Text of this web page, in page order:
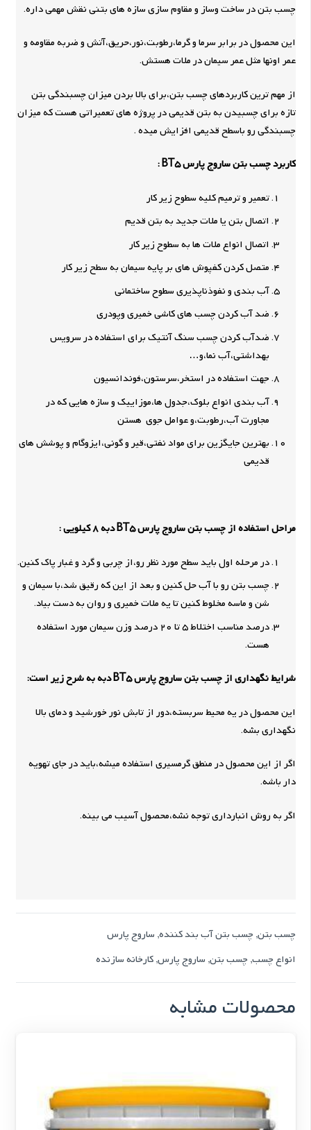
چسب بتن در ساخت وساز و مقاوم سازی سازه های بتنی نقش مهمی داره.
این محصول در برابر سرما و گرما،رطوبت،نور،حریق،آتش و ضربه مقاومه و
عمر اونها مثل عمر سیمان در ملات هستش.
از مهم ترین کاربردهای چسب بتن،برای بالا بردن میزان چسبندگی بتن
تازه برای چسبیدن به بتن قدیمی در پروژه های تعمیراتی هست که میزان
چسبندگی رو باسطح قدیمی افزایش میده .
کاربرد چسب بتن ساروج پارس BT5 :
تعمیر و ترمیم کلیه سطوح زیر کار
اتصال بتن یا ملات جدید به بتن قدیم
اتصال انواع ملات ها به سطوح زیر کار
متصل کردن کفپوش های بر پایه سیمان به سطح زیر کار
آب بندی و نفوذناپذیری سطوح ساختمانی
ضد آب کردن چسب های کاشی خمیری وپودری
ضدآب کردن چسب سنگ آنتیک برای استفاده در سرویس
بهداشتی،آب نما،و…
جهت استفاده در استخر،سرستون،فوندانسیون
آب بندی انواع بلوک،جدول ها،موزاییک و سازه هایی که در
مجاورت آب،رطوبت،و عوامل جوی هستن
بهترین جایگزین برای مواد نفتی،قیر و گونی،ایزوگام و پوشش های
قدیمی
مراحل استفاده از چسب بتن ساروج پارس BT5 دبه 8 کیلویی :
در مرحله اول باید سطح مورد نظر رو،از چربی و گرد و غبار پاک کنین.
چسب بتن رو با آب حل کنین و بعد از این که رقیق شد،با سیمان و
شن و ماسه مخلوط کنین تا یه ملات خمیری و روان به دست بیاد.
درصد مناسب اختلاط 5 تا 20 درصد وزن سیمان مورد استفاده
هست.
شرایط نگهداری از چسب بتن ساروج پارس BT5 دبه به شرح زیر است:
این محصول در یه محیط سربسته،دور از تابش نور خورشید و دمای بالا
نگهداری بشه.
اگر از این محصول در منطق گرمسیری استفاده میشه،باید در جای تهویه
دار باشه.
اگر به روش انبارداری توجه نشه،محصول آسیب می بینه.
چسب بتن,چسب بتن آب بند کننده, ساروج پارس
انواع چسب,چسب بتن, ساروج پارس,کارخانه سازنده
محصولات مشابه